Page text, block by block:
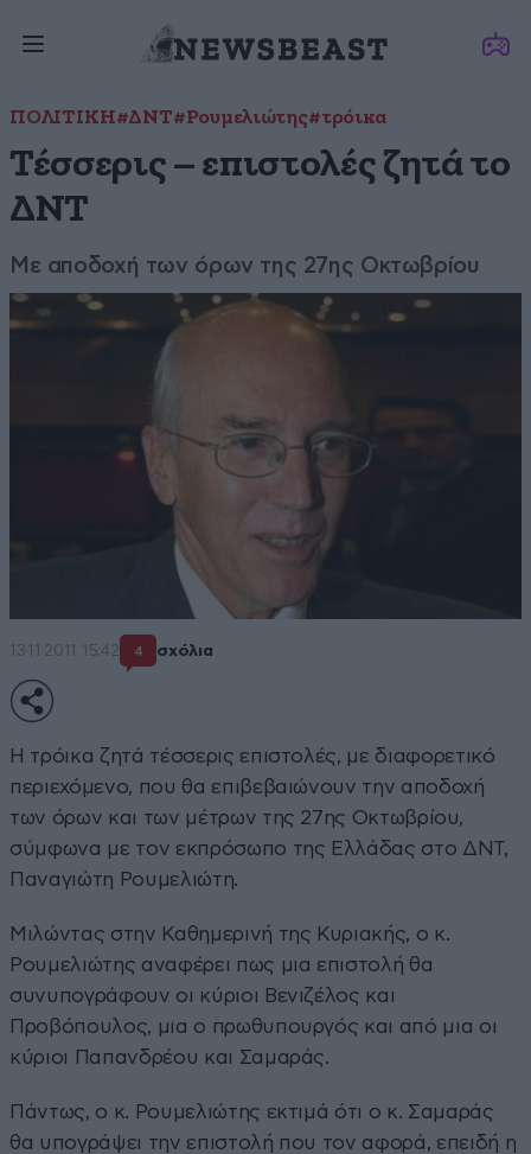
ΠΟΛΙΤΙΚΗ#ΔΝΤ#Ρουμελιώτης#τρόικα
Τέσσερις – επιστολές ζητά το
ΔΝΤ
Με αποδοχή των όρων της 27ης Οκτωβρίου
13·11·2011 15:42 4 σχόλια
Η τρόικα ζητά τέσσερις επιστολές, με διαφορετικό
περιεχόμενο, που θα επιβεβαιώνουν την αποδοχή
των όρων και των μέτρων της 27ης Οκτωβρίου,
σύμφωνα με τον εκπρόσωπο της Ελλάδας στο ΔΝΤ,
Παναγιώτη Ρουμελιώτη.
Μιλώντας στην Καθημερινή της Κυριακής, ο κ.
Ρουμελιώτης αναφέρει πως μια επιστολή θα
συνυπογράφουν οι κύριοι Βενιζέλος και
Προβόπουλος, μια ο πρωθυπουργός και από μια οι
κύριοι Παπανδρέου και Σαμαράς.
Πάντως, ο κ. Ρουμελιώτης εκτιμά ότι ο κ. Σαμαράς
θα υπογράψει την επιστολή που τον αφορά, επειδή η